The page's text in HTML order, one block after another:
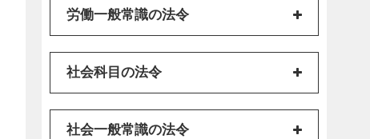
労働一般常識の法令
社会科目の法令
社会一般常識の法令